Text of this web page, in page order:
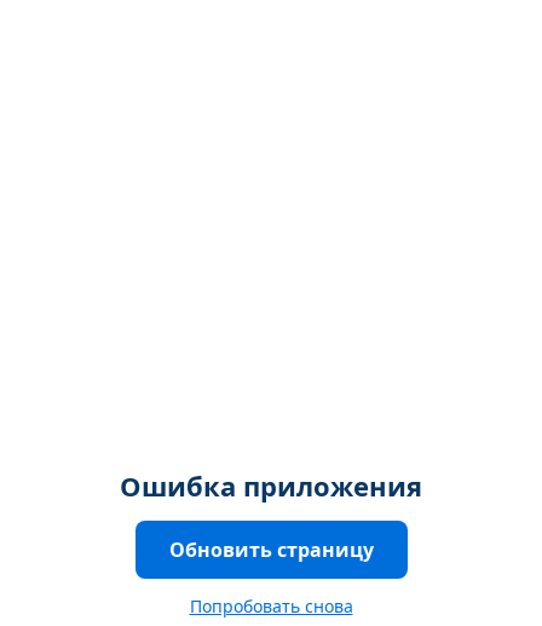
Ошибка приложения
Обновить страницу
Попробовать снова